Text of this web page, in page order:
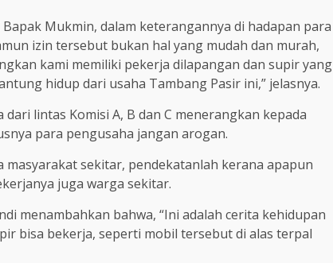
Mukmin, dalam keterangannya di hadapan para
izin tersebut bukan hal yang mudah dan murah,
kami memiliki pekerja dilapangan dan supir yang
hidup dari usaha Tambang Pasir ini,” jelasnya.
lintas Komisi A, B dan C menerangkan kepada
para pengusaha jangan arogan.
sekitar, pendekatanlah kerana apapun
juga warga sekitar.
menambahkan bahwa, “Ini adalah cerita kehidupan
bisa bekerja, seperti mobil tersebut di alas terpal